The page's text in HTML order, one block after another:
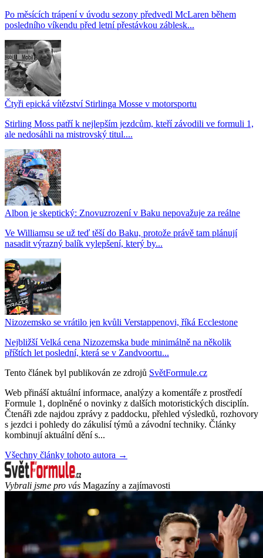
Po měsících trápení v úvodu sezony předvedl McLaren během
posledního víkendu před letní přestávkou záblesk...
Čtyři epická vítězství Stirlinga Mosse v motorsportu
Stirling Moss patří k nejlepším jezdcům, kteří závodili ve formuli 1,
ale nedosáhli na mistrovský titul....
Albon je skeptický: Znovuzrození v Baku nepovažuje za reálne
Ve Williamsu se už teď těší do Baku, protože právě tam plánují
nasadit výrazný balík vylepšení, který by...
Nizozemsko se vrátilo jen kvůli Verstappenovi, říká Ecclestone
Nejbližší Velká cena Nizozemska bude minimálně na několik
příštích let poslední, která se v Zandvoortu...
Tento článek byl publikován ze zdrojů SvětFormule.cz
Web přináší aktuální informace, analýzy a komentáře z prostředí
Formule 1, doplněné o novinky z dalších motoristických disciplín.
Čtenáři zde najdou zprávy z paddocku, přehled výsledků, rozhovory
s jezdci i pohledy do zákulisí týmů a závodní techniky. Články
kombinují aktuální dění s...
Všechny články tohoto autora →
Vybrali jsme pro vás Magazíny a zajímavosti